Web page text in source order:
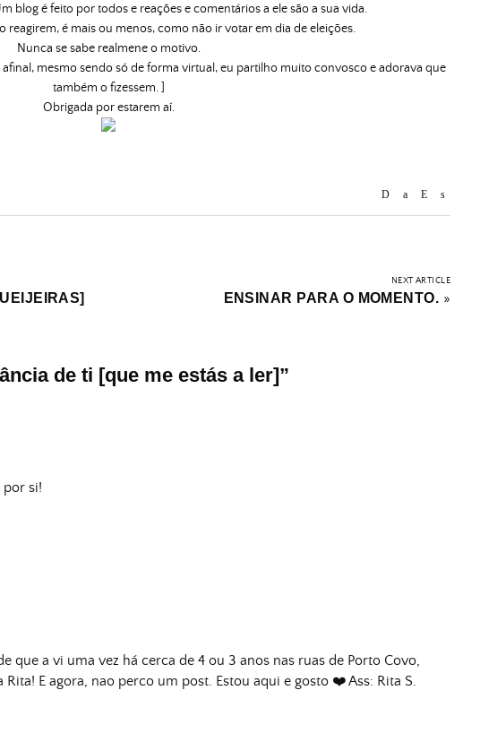
blog é feito por todos e reações e comentários a ele são a sua vida.
reagirem, é mais ou menos, como não ir votar em dia de eleições.
Nunca se sabe realmene o motivo.
afinal, mesmo sendo só de forma virtual, eu partilho muito convosco e adorava que
também o fizessem. ]
Obrigada por estarem aí.
NEXT ARTICLE
ENSINAR PARA O MOMENTO. »
de ti [que me estás a ler]”
por si!
que a vi uma vez há cerca de 4 ou 3 anos nas ruas de Porto Covo,
E agora, nao perco um post. Estou aqui e gosto ❤️ Ass: Rita S.